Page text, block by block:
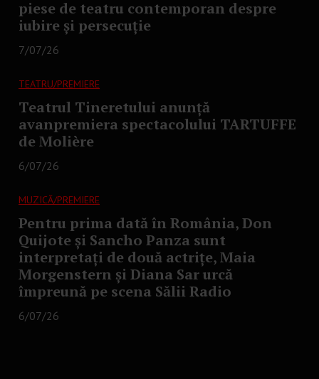
piese de teatru contemporan despre
iubire și persecuție
7/07/26
TEATRU/PREMIERE
Teatrul Tineretului anunță
avanpremiera spectacolului TARTUFFE
de Molière
6/07/26
MUZICĂ/PREMIERE
Pentru prima dată în România, Don
Quijote și Sancho Panza sunt
interpretați de două actrițe, Maia
Morgenstern și Diana Sar urcă
împreună pe scena Sălii Radio
6/07/26